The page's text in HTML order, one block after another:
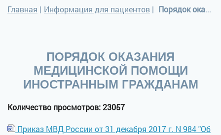
Главная | Информация для пациентов | Порядок оказания медицинской помощи иностранным гражданам
ПОРЯДОК ОКАЗАНИЯ
МЕДИЦИНСКОЙ ПОМОЩИ
ИНОСТРАННЫМ ГРАЖДАНАМ
Количество просмотров: 23057
Приказ МВД России от 31 декабря 2017 г. N 984 "Об